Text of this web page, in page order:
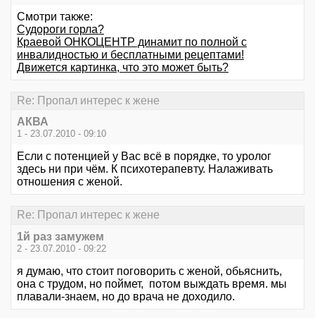
Смотри также:
Судороги горла?
Краевой ОНКОЦЕНТР динамит по полной с
инвалидностью и бесплатными рецептами!
Движется картинка, что это может быть?
Re: Пропал интерес к жене
АКВА
1 - 23.07.2010 - 09:10
Если с потенцией у Вас всё в порядке, то уролог
здесь ни при чём. К психотерапевту. Налаживать
отношения с женой.
Re: Пропал интерес к жене
1й раз замужем
2 - 23.07.2010 - 09:22
я думаю, что стоит поговорить с женой, обьяснить,
она с трудом, но поймет, потом выждать время. мы
плавали-знаем, но до врача не доходило.